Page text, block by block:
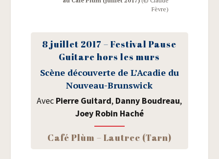
Fèvre)
8 juillet 2017 – Fes­ti­val Pause
Gui­tare hors les murs
Scène décou­verte de L’Acadie du
Nouveau-Brunswick
Avec Pierre Gui­tard, Dan­ny Bou­dreau,
Joey Robin Haché
Café Plùm – Lau­trec (Tarn)